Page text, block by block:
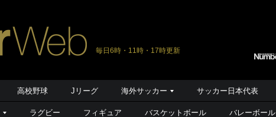
毎日6時・11時・17時更新
高校野球 Jリーグ 海外サッカー サッカー日本代表
ラグビー フィギュア バスケットボール バレーボール